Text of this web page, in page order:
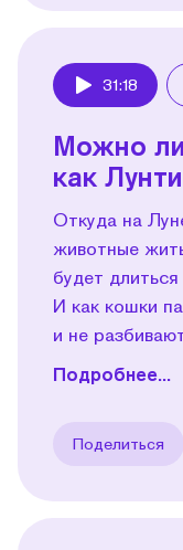
31:18
Можно
как
Откуда на
животные
будет
И как кошки
и не
Подробнее...
Поделиться